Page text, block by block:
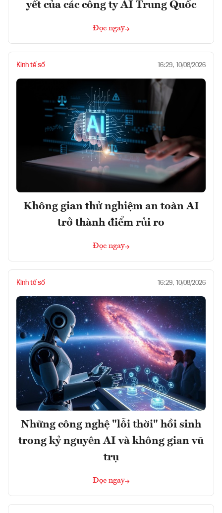
yết của các công ty AI Trung Quốc
Đọc ngay
Kinh tế số 16:29, 10/08/2026
Không gian thử nghiệm an toàn AI
trở thành điểm rủi ro
Đọc ngay
Kinh tế số 16:29, 10/08/2026
Những công nghệ "lỗi thời" hồi sinh
trong kỷ nguyên AI và không gian vũ
trụ
Đọc ngay